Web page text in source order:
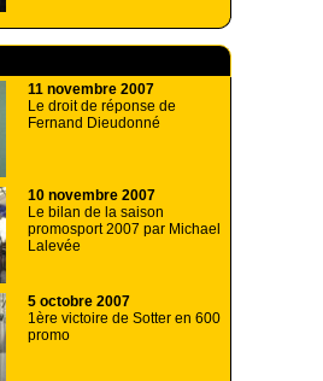
11 novembre 2007
Le droit de réponse de
Fernand Dieudonné
10 novembre 2007
Le bilan de la saison
promosport 2007 par Michael
Lalevée
5 octobre 2007
1ère victoire de Sotter en 600
promo